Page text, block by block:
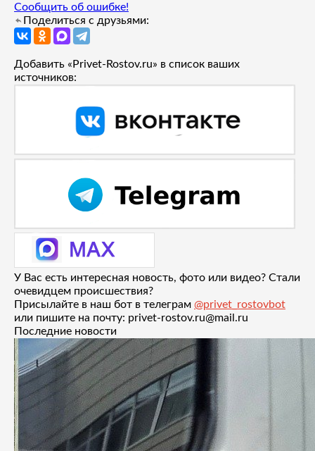
Сообщить об ошибке!
Поделиться с друзьями:
Добавить «Privet-Rostov.ru» в список ваших
источников:
У Вас есть интересная новость, фото или видео? Стали
очевидцем происшествия?
Присылайте в наш бот в телеграм @privet_rostovbot
или пишите на почту: privet-rostov.ru@mail.ru
Последние новости